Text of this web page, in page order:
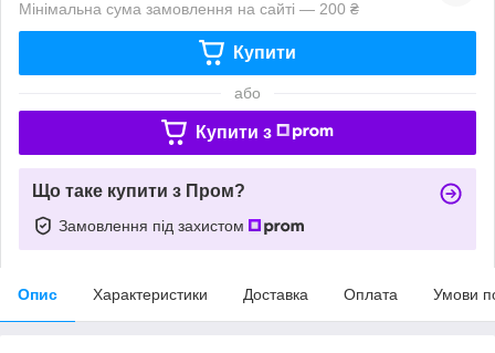
Мінімальна сума замовлення на сайті — 200 ₴
Купити
або
Купити з
Що таке купити з Пром?
Замовлення під захистом
Опис Характеристики Доставка Оплата Умови